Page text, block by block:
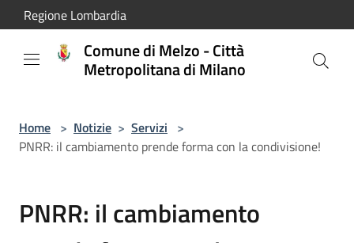
Salta al contenuto principale
Regione Lombardia
Comune di Melzo - Città
Metropolitana di Milano
Home > Notizie > Servizi >
PNRR: il cambiamento prende forma con la condivisione!
PNRR: il cambiamento